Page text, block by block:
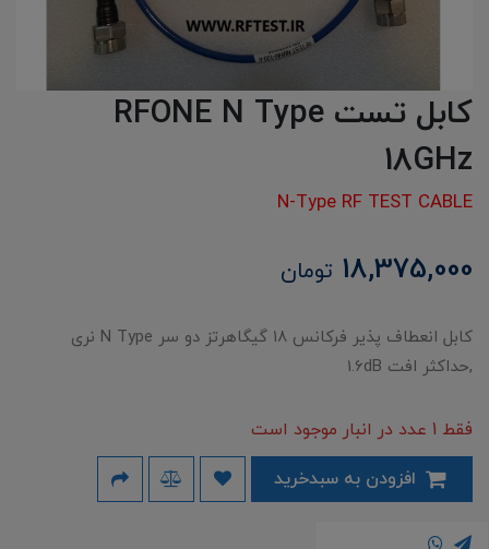
کابل تست RFONE N Type
18GHz
N-Type RF TEST CABLE
18,375,000 تومان
کابل انعطاف پذیر فرکانس ۱۸ گیگاهرتز دو سر N Type نری
,حداکثر افت 1.6dB
فقط 1 عدد در انبار موجود است